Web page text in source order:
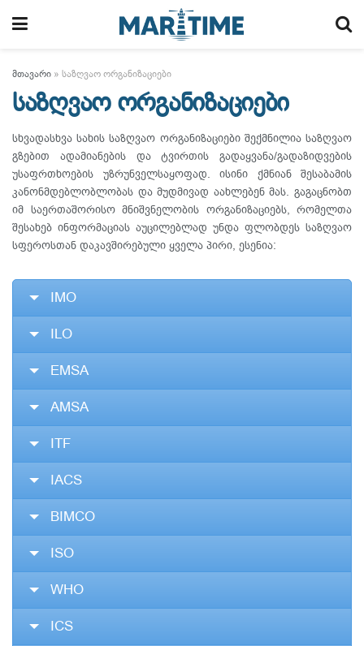
მთავარი » საზღვაო ორგანიზაციები
საზღვაო ორგანიზაციები
სხვადასხვა სახის საზღვაო ორგანიზაციები შექმნილია საზღვაო
გზებით ადამიანების და ტვირთის გადაყვანა/გადაზიდვების
უსაფრთხოების უზრუნველსაყოფად. ისინი ქმნიან შესაბამის
კანონმდებლობლობას და მუდმივად აახლებენ მას. გაგაცნობთ
იმ საერთაშორისო მნიშვნელობის ორგანიზაციებს, რომელთა
შესახებ ინფორმაციას აუცილებლად უნდა ფლობდეს საზღვაო
სფეროსთან დაკავშირებული ყველა პირი, ესენია:
IMO
ILO
EMSA
AMSA
ITF
IACS
BIMCO
ISO
WHO
ICS